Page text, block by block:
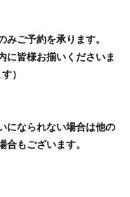
みご予約を承ります。
に皆様お揃いくださいま
）
になられない場合は他の
もございます。